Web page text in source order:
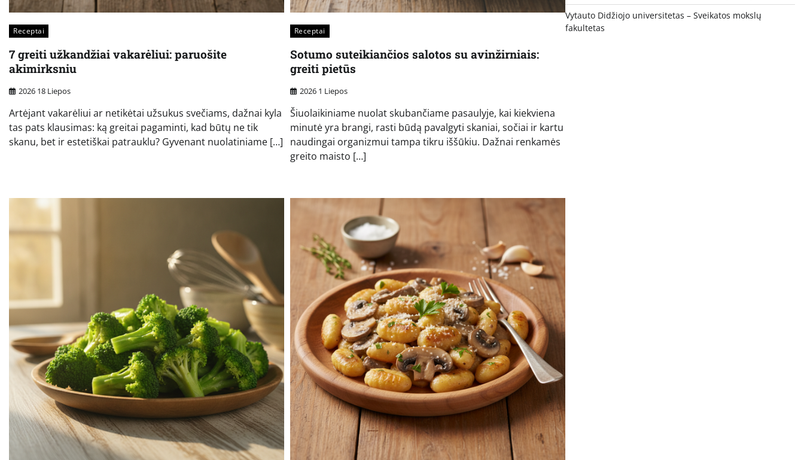
Receptai
7 greiti užkandžiai vakarėliui: paruošite
akimirksniu
2026 18 Liepos
Artėjant vakarėliui ar netikėtai užsukus svečiams, dažnai kyla
tas pats klausimas: ką greitai pagaminti, kad būtų ne tik
skanu, bet ir estetiškai patrauklu? Gyvenant nuolatiniame […]
Receptai
Sotumo suteikiančios salotos su avinžirniais:
greiti pietūs
2026 1 Liepos
Šiuolaikiniame nuolat skubančiame pasaulyje, kai kiekviena
minutė yra brangi, rasti būdą pavalgyti skaniai, sočiai ir kartu
naudingai organizmui tampa tikru iššūkiu. Dažnai renkamės
greito maisto […]
Vytauto Didžiojo universitetas – Sveikatos mokslų
fakultetas